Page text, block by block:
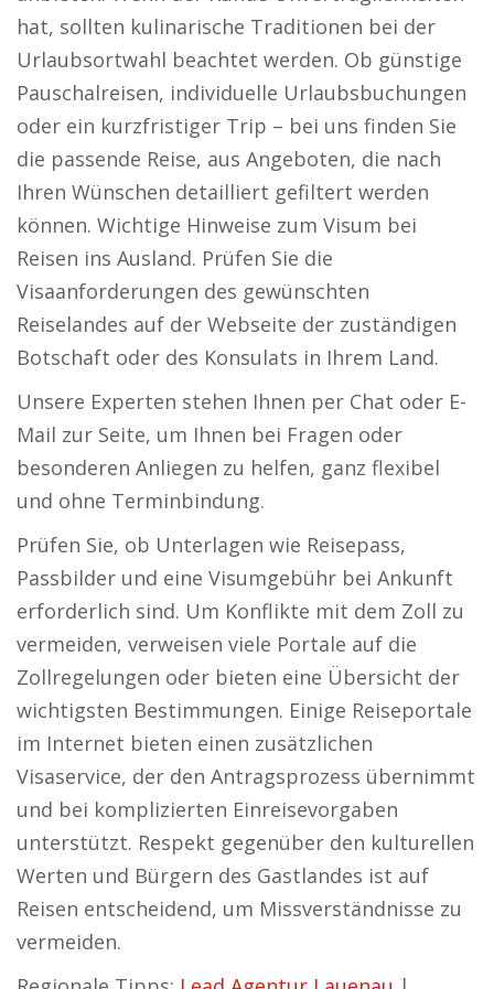
hat, sollten kulinarische Traditionen bei der
Urlaubsortwahl beachtet werden. Ob günstige
Pauschalreisen, individuelle Urlaubsbuchungen
oder ein kurzfristiger Trip – bei uns finden Sie
die passende Reise, aus Angeboten, die nach
Ihren Wünschen detailliert gefiltert werden
können. Wichtige Hinweise zum Visum bei
Reisen ins Ausland. Prüfen Sie die
Visaanforderungen des gewünschten
Reiselandes auf der Webseite der zuständigen
Botschaft oder des Konsulats in Ihrem Land.
Unsere Experten stehen Ihnen per Chat oder E-
Mail zur Seite, um Ihnen bei Fragen oder
besonderen Anliegen zu helfen, ganz flexibel
und ohne Terminbindung.
Prüfen Sie, ob Unterlagen wie Reisepass,
Passbilder und eine Visumgebühr bei Ankunft
erforderlich sind. Um Konflikte mit dem Zoll zu
vermeiden, verweisen viele Portale auf die
Zollregelungen oder bieten eine Übersicht der
wichtigsten Bestimmungen. Einige Reiseportale
im Internet bieten einen zusätzlichen
Visaservice, der den Antragsprozess übernimmt
und bei komplizierten Einreisevorgaben
unterstützt. Respekt gegenüber den kulturellen
Werten und Bürgern des Gastlandes ist auf
Reisen entscheidend, um Missverständnisse zu
vermeiden.